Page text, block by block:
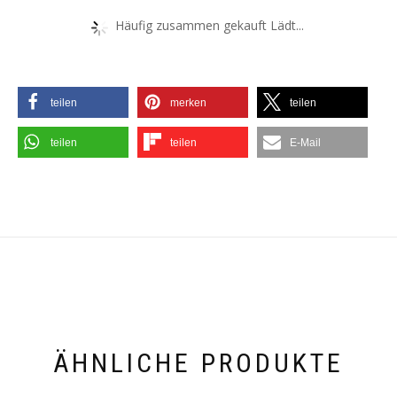
Häufig zusammen gekauft Lädt...
teilen merken teilen
teilen teilen E-Mail
ÄHNLICHE PRODUKTE